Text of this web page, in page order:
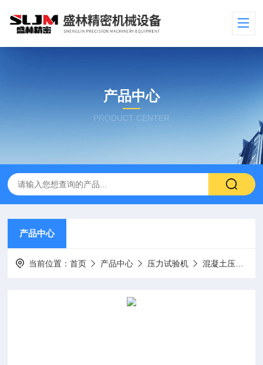
产品中心
PRODUCT CENTER
产品中心
当前位置：首页 产品中心 压力试验机 混凝土压力试验机